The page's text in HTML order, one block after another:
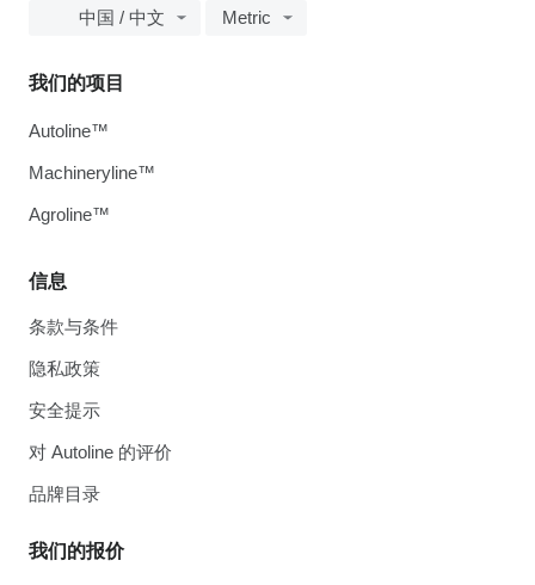
中国 / 中文 Metric
信息
条款与条件
隐私政策
安全提示
对 Autoline 的评价
品牌目录
我们的报价
我们的项目
Autoline™
Machineryline™
Agroline™